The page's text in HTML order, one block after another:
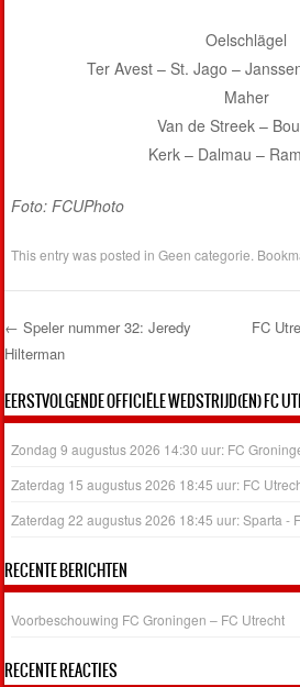
Oelschlägel
Ter Avest – St. Jago –
Maher
Van de Streek –
Kerk – Dalmau –
Foto: FCUPhoto
This entry was posted inGeen categorie .
Post navigation
← Speler nummer 32: Jeredy
Hilterman
FC
EERSTVOLGENDE OFFICIËLE WEDSTRIJD(EN) FC
Zondag 9 augustus 2026 14:30 uur: FC
Zaterdag 15 augustus 2026 18:45 uur: FC
Zaterdag 22 augustus 2026 18:45 uur: Sparta -
RECENTE BERICHTEN
Voorbeschouwing FC Groningen – FC Utrecht
RECENTE REACTIES